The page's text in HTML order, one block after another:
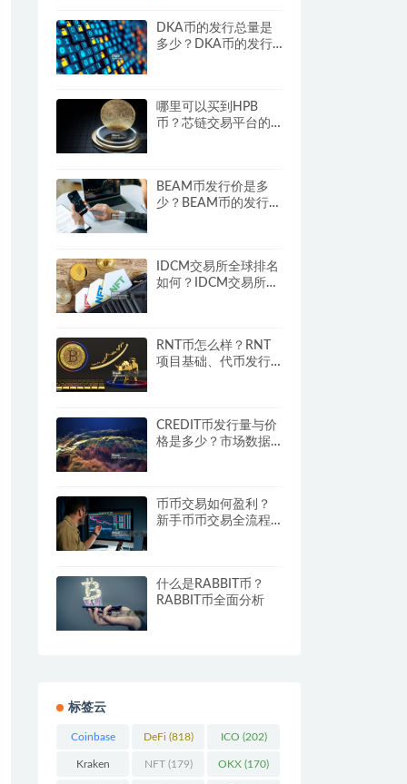
DKA币的发行总量是
多少？DKA币的发行
哪里可以买到HPB
币？芯链交易平台的
BEAM币发行价是多
少？BEAM币的发行价
IDCM交易所全球排名
如何？IDCM交易所排
RNT币怎么样？RNT
项目基础、代币发行
CREDIT币发行量与价
格是多少？市场数据
币币交易如何盈利？
新手币币交易全流程
什么是RABBIT币？
RABBIT币全面分析
标签云
Coinbase
(206)
DeFi (818) ICO (202)
Kraken NFT(179) OKX (170)